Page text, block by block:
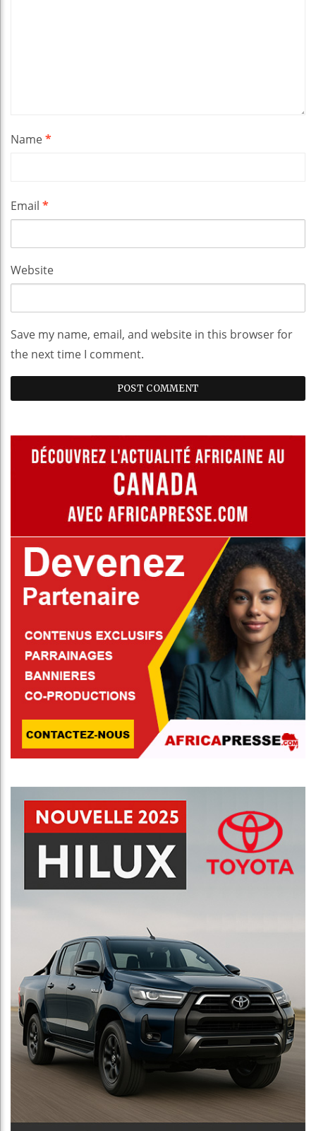
Name*
Email *
Website
Save my name, email, and website in this browser for
the next time I comment.